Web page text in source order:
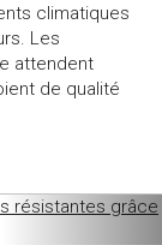
climatiques
Les
attendent
de qualité